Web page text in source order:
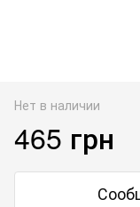
Нет в наличии
465 грн